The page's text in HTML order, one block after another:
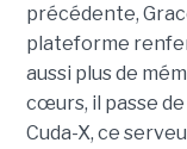
précédente,
plateforme
aussi plus de
cœurs, il passe
Cuda-X, ce